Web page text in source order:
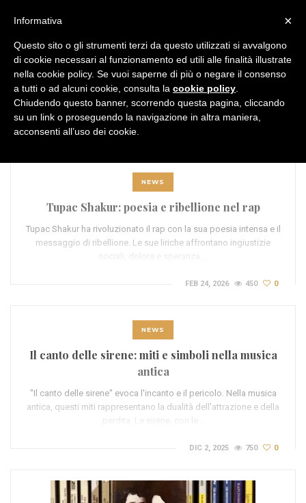
TAG: espressione artistica
NEWS
Tupac Shakur: poesia e ribellione nel rap
Tupac Shakur ha rivoluzionato il rap con la sua poesia intensa e il
messaggio di ribellione. Le sue liriche affrontano ingiustizie
FEB 24, 2026 450 0
NEWS
Il canto delle sirene: miti e simboli nella musica
antica
"Il canto delle sirene" evoca l'incanto e il pericolo. Nella musica
antica, questi miti rappresentano la dualità dell'attrazione e della
perdita. Le sirene, con le…
DIC 2, 2025 750 0
×
Informativa
Questo sito o gli strumenti terzi da questo utilizzati si avvalgono
di cookie necessari al funzionamento ed utili alle finalità illustrate
nella cookie policy. Se vuoi saperne di più o negare il consenso
a tutti o ad alcuni cookie, consulta la cookie policy
Chiudendo questo banner, scorrendo questa pagina, cliccando
su un link o proseguendo la navigazione in altra maniera,
acconsenti all’uso dei cookie.